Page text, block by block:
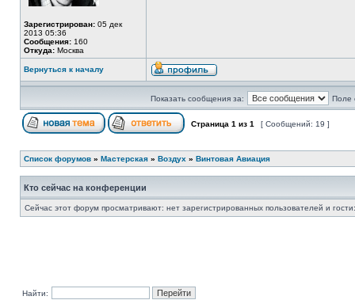
Зарегистрирован: 05 дек
2013 05:36
Сообщения: 160
Откуда: Москва
Вернуться к началу
Показать сообщения за: Поле
Страница 1 из 1 [ Сообщений: 19 ]
Список форумов » Мастерская » Воздух » Винтовая Авиация
Кто сейчас на конференции
Сейчас этот форум просматривают: нет зарегистрированных пользователей и
Найти: